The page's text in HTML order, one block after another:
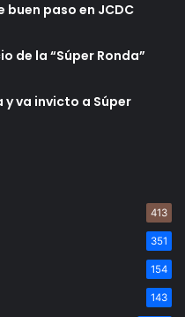
buen paso en JCDC
de la “Súper Ronda”
va invicto a Súper
413
351
154
143